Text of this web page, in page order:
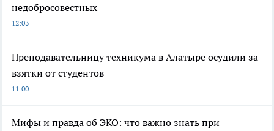
недобросовестных
12:03
Преподавательницу техникума в Алатыре осудили за
взятки от студентов
11:00
Мифы и правда об ЭКО: что важно знать при